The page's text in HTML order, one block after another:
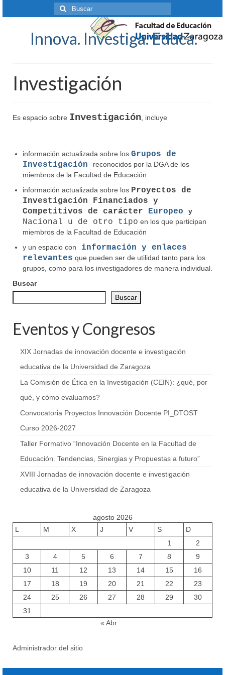
Buscar
por:
Innova. Investiga. Educa.
Investigación
Es espacio sobre Investigación , incluye
información actualizada sobre los Grupos de
Investigación
reconocidos por la DGA de los
miembros de la Facultad de Educación
información actualizada sobre los Proyectos de
Investigación Financiados y
Competitivos de carácter Europeo y
Nacional u de otro tipo en los que participan
miembros de la Facultad de Educación
y un espacio con
información y enlaces
relevantes que pueden ser de utilidad tanto para los
grupos, como para los investigadores de manera individual.
Buscar
Buscar
Eventos y Congresos
XIX Jornadas de innovación docente e investigación
educativa de la Universidad de Zaragoza
La Comisión de Ética en la Investigación (CEIN): ¿qué, por
qué, y cómo evaluamos?
Convocatoria Proyectos Innovación Docente PI_DTOST
Curso 2026-2027
Taller Formativo “Innovación Docente en la Facultad de
Educación. Tendencias, Sinergias y Propuestas a futuro”
XVIII Jornadas de innovación docente e investigación
educativa de la Universidad de Zaragoza
agosto 2026
L
M X J V S
D
1
2
3
4 5 6 7 8
9
10
11 12 13 14 15
16
17
18 19 20 21 22
23
24
25 26 27 28 29
30
31
« Abr
Administrador del sitio